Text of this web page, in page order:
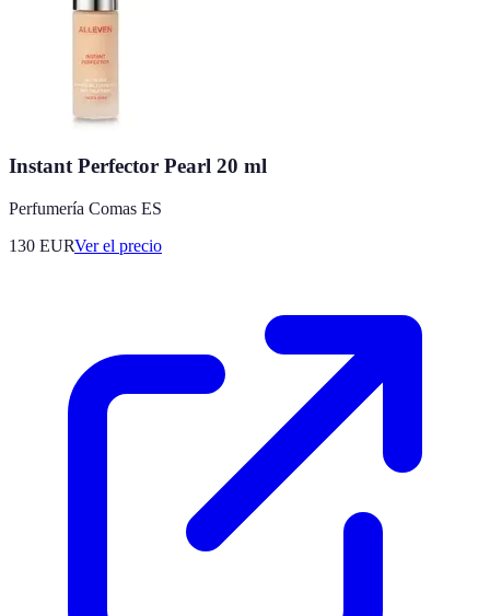
Instant Perfector Pearl 20 ml
Perfumería Comas ES
130 EURVer el precio